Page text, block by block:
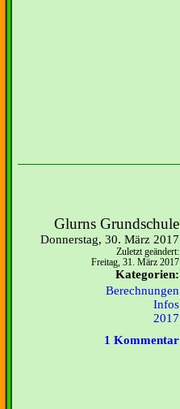
Glurns Grundschule
Donnerstag, 30. März 2017
Zuletzt geändert:
Freitag, 31. März 2017
Kategorien:
Berechnungen
Infos
2017
1 Kommentar